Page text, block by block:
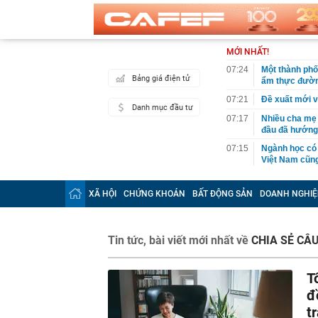
Bảng giá điện tử
Danh mục đầu tư
MỚI NHẤT!
07:24
Một thành
ẩm thực
07:21
Đề xuất mới
07:17
Nhiều cha
đầu đã
07:15
Ngành học
Việt Nam
07:15
Thông báo
07:11
Sếp Savills:
tin", người
đầu tư tại nơi
07:01
Mẫu iPhone
Cháy lớn chợ
06:54
Nữ TikToker
06:52
Tập đoàn
XÃ HỘI CHỨNG KHOÁN BẤT ĐỘNG SẢN DOANH
Tin tức, bài viết mới nhất về CHIA SẺ